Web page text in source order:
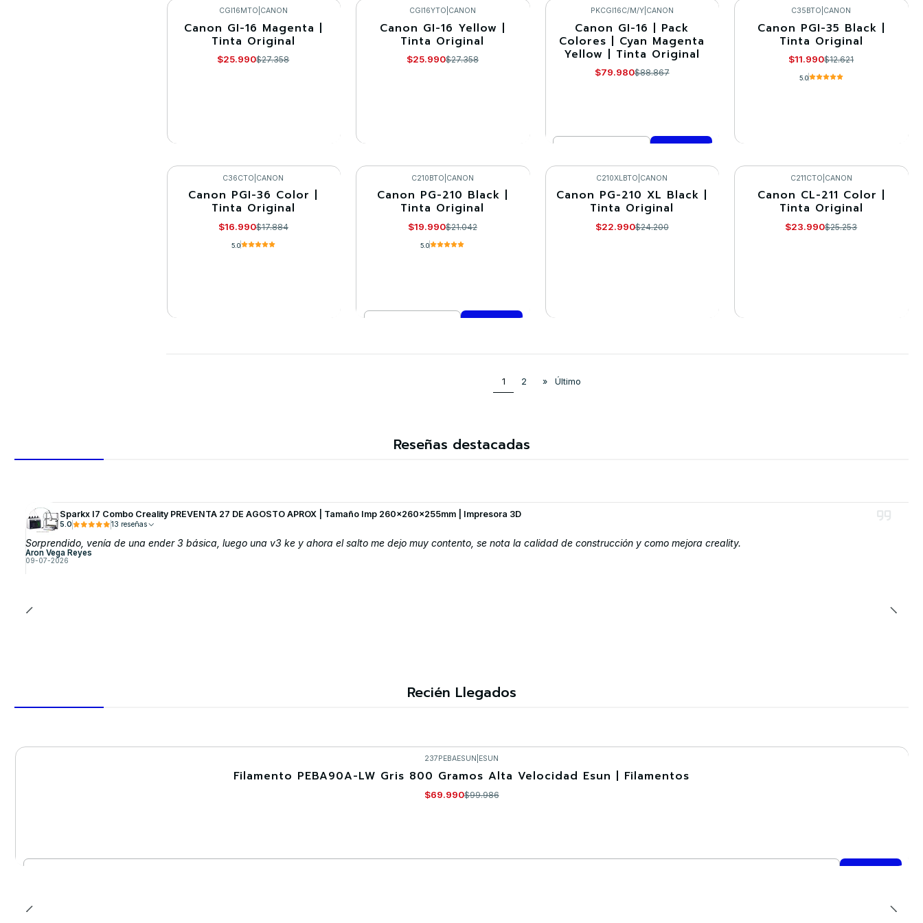
Comprar ahora
Comprar ahora
Comprar ahora
Comprar ahora
-5%
CGI16MTO CANON
Canon GI-16 Magenta |
Tinta Original
$25.990$27.358
VER DETALLES
-5%
CGI16YTO CANON
Canon GI-16 Yellow |
Tinta Original
$25.990$27.358
VER DETALLES
-10%
PKCGI16C/M/Y| CANON
Canon GI-16 | Pack
Colores | Cyan Magenta
Yellow | Tinta Original
$79.980$88.867
Comprar ahora
-5%
C35BTO CANON
Canon PGI-35 Black |
Tinta Original
$11.990$12.621
5.0
VER DETALLES
-5%
C36CTO CANON
Canon PGI-36 Color |
Tinta Original
$16.990$17.884
5.0
-5%
C210BTO CANON
Canon PG-210 Black |
Tinta Original
$19.990$21.042
5.0
-5%
C210XLBTO CANON
Canon PG-210 XL Black |
Tinta Original
$22.990$24.200
-5%
C211CTO CANON
Canon CL-211 Color |
Tinta Original
$23.990$25.253
1 2 » Último
Reseñas destacadas
Sparkx I7 Combo Creality PREVENTA 27 DE AGOSTO APROX | Tamaño Imp 260x260x255mm | Impresora 3D
5.0 13 reseñas
Sorprendido, venía de una ender 3 básica, luego una v3 ke y ahora el salto me dejo muy contento, se nota la calidad de construcción y como mejora creality.
Aron Vega Reyes
09-07-2026
Recién Llegados
237PEBAESUN ESUN
Filamento PEBA90A-LW Gris 800 Gramos Alta Velocidad Esun | Filamentos
$69.990$99.986